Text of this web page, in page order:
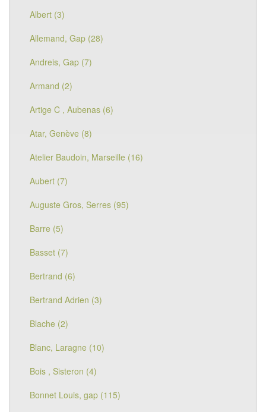
Albert (3)
Allemand, Gap (28)
Andreis, Gap (7)
Armand (2)
Artige C , Aubenas (6)
Atar, Genève (8)
Atelier Baudoin, Marseille (16)
Aubert (7)
Auguste Gros, Serres (95)
Barre (5)
Basset (7)
Bertrand (6)
Bertrand Adrien (3)
Blache (2)
Blanc, Laragne (10)
Bois , Sisteron (4)
Bonnet Louis, gap (115)